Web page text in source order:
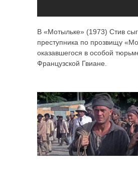
В «Мотыльке» (1973) Стив
преступника по прозвищу
оказавшегося в особой
Французской Гвиане.